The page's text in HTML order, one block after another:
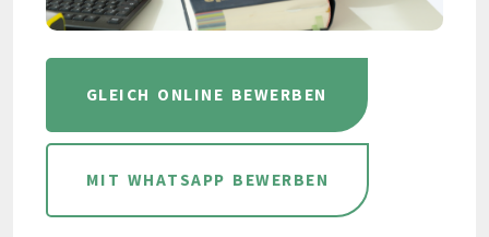
GLEICH ONLINE BEWERBEN
MIT WHATSAPP BEWERBEN